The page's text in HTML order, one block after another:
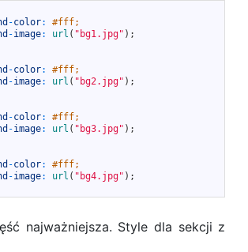
-color:
#fff;
-image: url ( "bg1.jpg" ) ;
-color:
#fff;
-image: url ( "bg2.jpg" ) ;
-color:
#fff;
-image: url ( "bg3.jpg" ) ;
-color:
#fff;
-image: url ( "bg4.jpg" ) ;
najważniejsza. Style dla sekcji z